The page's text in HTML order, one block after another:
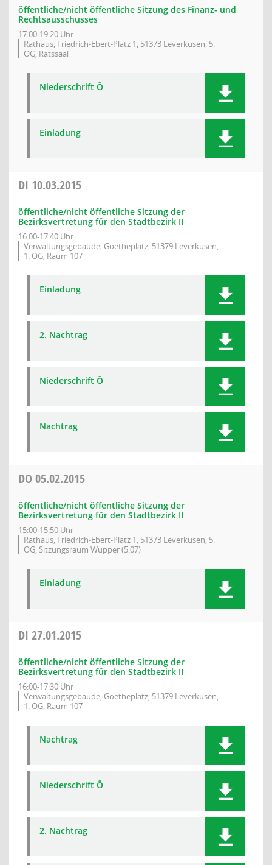
öffentliche/nicht öffentliche Sitzung des Finanz- und
Rechtsausschusses
17:00-19:20 Uhr
Rathaus, Friedrich-Ebert-Platz 1, 51373 Leverkusen, 5.
OG, Ratssaal
Niederschrift Ö
Einladung
DI 10.03.2015
öffentliche/nicht öffentliche Sitzung der
Bezirksvertretung für den Stadtbezirk II
16:00-17:40 Uhr
Verwaltungsgebäude, Goetheplatz, 51379 Leverkusen,
1. OG, Raum 107
Einladung
2. Nachtrag
Niederschrift Ö
Nachtrag
DO 05.02.2015
öffentliche/nicht öffentliche Sitzung der
Bezirksvertretung für den Stadtbezirk II
15:00-15:50 Uhr
Rathaus, Friedrich-Ebert-Platz 1, 51373 Leverkusen, 5.
OG, Sitzungsraum Wupper (5.07)
Einladung
DI 27.01.2015
öffentliche/nicht öffentliche Sitzung der
Bezirksvertretung für den Stadtbezirk II
16:00-17:30 Uhr
Verwaltungsgebäude, Goetheplatz, 51379 Leverkusen,
1. OG, Raum 107
Nachtrag
Niederschrift Ö
2. Nachtrag